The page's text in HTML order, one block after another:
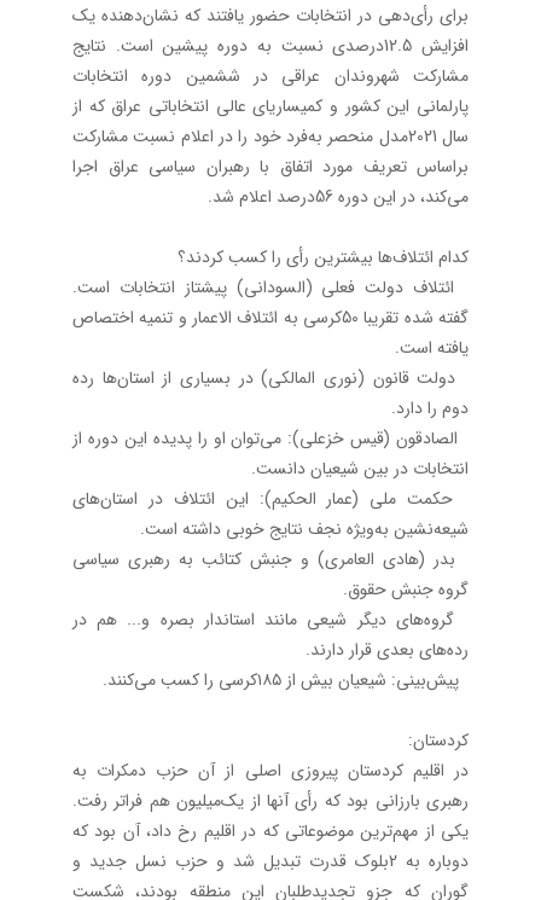
برای رأی‌دهی در انتخابات حضور یافتند که نشان‌دهنده یک
افزایش 12.5درصدی نسبت به دوره پیشین است. نتایج
مشارکت شهروندان عراقی در ششمین دوره انتخابات
پارلمانی این کشور و کمیساریای عالی انتخاباتی عراق که از
سال 2021مدل منحصر به‌فرد خود را در اعلام نسبت مشارکت
براساس تعریف مورد اتفاق با رهبران سیاسی عراق اجرا
می‌کند، در این دوره 56درصد اعلام شد.
کدام ائتلاف‌ها بیشترین رأی را کسب کردند؟
ائتلاف دولت فعلی (السودانی) پیشتاز انتخابات است.
گفته شده تقریبا 50کرسی به ائتلاف الاعمار و تنمیه اختصاص
یافته است.
دولت قانون (نوری المالکی) در بسیاری از استان‌ها رده
دوم را دارد.
الصادقون (قیس خزعلی): می‌توان او را پدیده‌ این دوره از
انتخابات در بین شیعیان دانست.
حکمت ملی (عمار الحکیم): این ائتلاف در استان‌های
شیعه‌نشین به‌ویژه نجف نتایج خوبی داشته است.
بدر (هادی العامری) و جنبش کتائب به رهبری سیاسی
گروه جنبش حقوق.
گروه‌های دیگر شیعی مانند استاندار بصره و... هم در
رده‌های بعدی قرار دارند.
پیش‌بینی: شیعیان بیش از ۱۸۵کرسی را کسب می‌کنند.
کردستان:
در اقلیم کردستان پیروزی اصلی از آن حزب دمکرات به
رهبری بارزانی بود که رأی آنها از یک‌میلیون هم فراتر رفت.
یکی از مهم‌ترین موضوعاتی که در اقلیم رخ داد، آن بود که
دوباره به 2بلوک قدرت تبدیل شد و حزب نسل جدید و
گوران که جزو تجدیدطلبان این منطقه بودند، شکست